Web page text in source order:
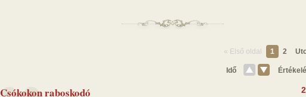
« Első oldal 1 2
Idő
Csókokon raboskodó